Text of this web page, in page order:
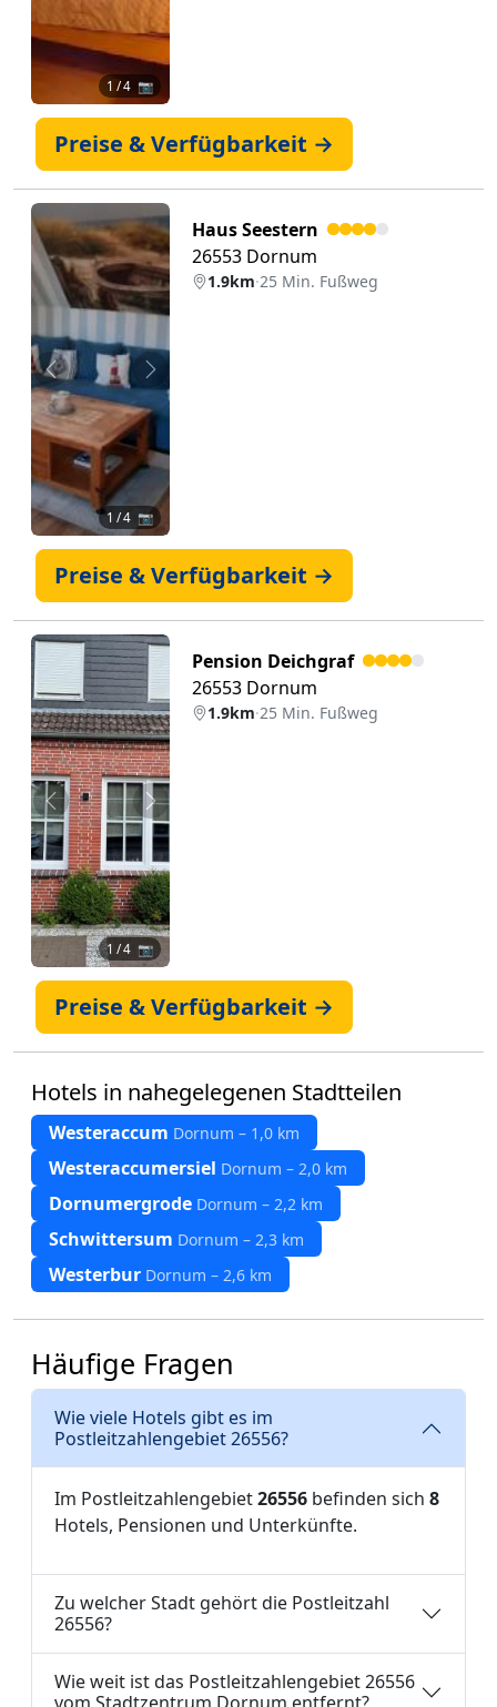
1 / 4 📷
Preise & Verfügbarkeit →
Zurück Weiter
1 / 4 📷
Haus Seestern
26553 Dornum
1.9km·25 Min. Fußweg
Preise & Verfügbarkeit →
Zurück Weiter
1 / 4 📷
Pension Deichgraf
26553 Dornum
1.9km·25 Min. Fußweg
Preise & Verfügbarkeit →
Hotels in nahegelegenen Stadtteilen
Westeraccum Dornum – 1,0 km
Westeraccumersiel Dornum – 2,0 km
Dornumergrode Dornum – 2,2 km
Schwittersum Dornum – 2,3 km
Westerbur Dornum – 2,6 km
Häufige Fragen
Wie viele Hotels gibt es im
Postleitzahlengebiet 26556?
Im Postleitzahlengebiet26556 befinden sich 8
Hotels, Pensionen und Unterkünfte.
Zu welcher Stadt gehört die Postleitzahl
26556?
Wie weit ist das Postleitzahlengebiet 26556